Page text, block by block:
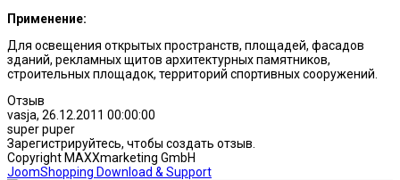
Применение:
Для освещения открытых пространств, площадей, фасадов
зданий, рекламных щитов архитектурных памятников,
строительных площадок, территорий спортивных сооружений.
Отзыв
vasja, 26.12.2011 00:00:00
super puper
Зарегистрируйтесь, чтобы создать отзыв.
Copyright MAXXmarketing GmbH
JoomShopping Download & Support